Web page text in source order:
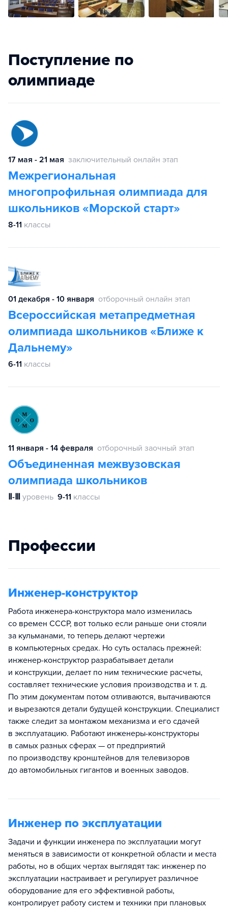
Поступление по
олимпиаде
17 мая - 21 мая заключительный онлайн этап
Межрегиональная
многопрофильная олимпиада для
школьников «Морской старт»
8-11 классы
01 декабря - 10 января отборочный онлайн этап
Всероссийская метапредметная
олимпиада школьников «Ближе к
Дальнему»
6-11 классы
11 января - 14 февраля отборочный заочный этап
Объединенная межвузовская
олимпиада школьников
Ⅱ-Ⅲ уровень 9-11 классы
Профессии
Инженер-конструктор
Работа инженера-конструктора мало изменилась
со времен СССР, вот только если раньше они стояли
за кульманами, то теперь делают чертежи
в компьютерных средах. Но суть осталась прежней:
инженер-конструктор разрабатывает детали
и конструкции, делает по ним технические расчеты,
составляет технические условия производства и т. д.
По этим документам потом отливаются, вытачиваются
и вырезаются детали будущей конструкции. Специалист
также следит за монтажом механизма и его сдачей
в эксплуатацию. Работают инженеры-конструкторы
в самых разных сферах — от предприятий
по производству кронштейнов для телевизоров
до автомобильных гигантов и военных заводов.
Инженер по эксплуатации
Задачи и функции инженера по эксплуатации могут
меняться в зависимости от конкретной области и места
работы, но в общих чертах выглядят так: инженер по
эксплуатации настраивает и регулирует различное
оборудование для его эффективной работы,
контролирует работу систем и техники при плановых